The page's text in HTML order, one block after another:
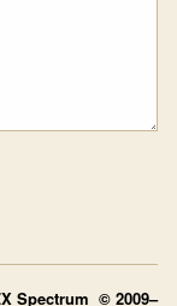
Spectrum © 2009–